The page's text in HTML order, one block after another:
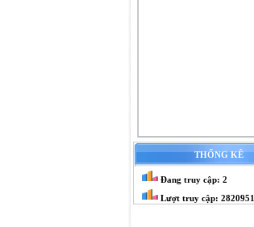
THỐNG KÊ
Đang truy cập: 2
Lượt truy cập: 2820951